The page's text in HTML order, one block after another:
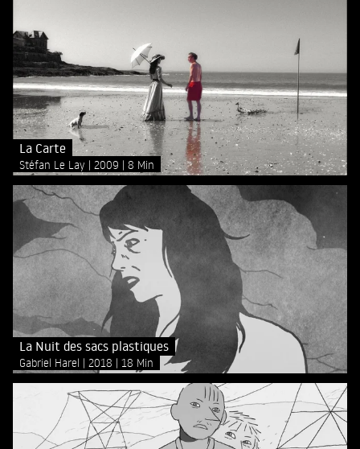
La Carte
Stéfan Le Lay 2009 8 Min
La Nuit des sacs plastiques
Gabriel Harel 2018 18 Min